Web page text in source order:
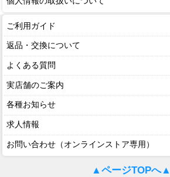
ご利用ガイド
返品・交換について
よくある質問
実店舗のご案内
各種お知らせ
求人情報
お問い合わせ（オンラインストア専用）
▲ページTOPへ▲